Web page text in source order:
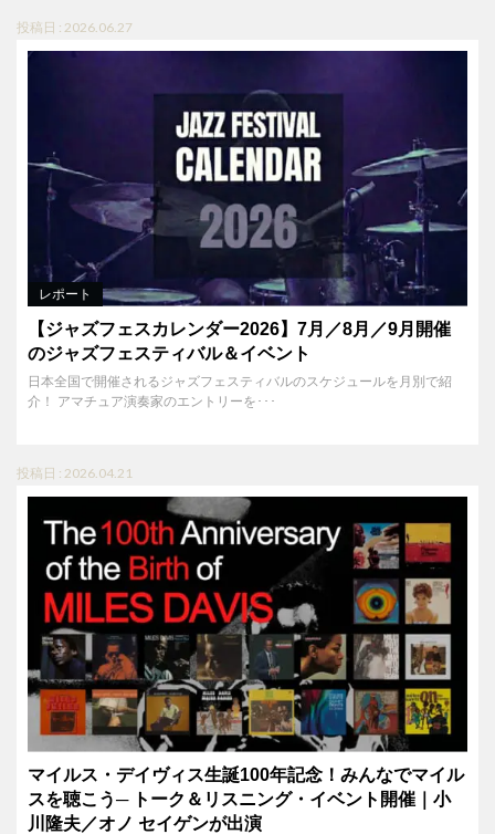
投稿日 : 2026.06.27
レポート
【ジャズフェスカレンダー2026】7月／8月／9月開催
のジャズフェスティバル＆イベント
日本全国で開催されるジャズフェスティバルのスケジュールを月別で紹
介！ アマチュア演奏家のエントリーを･･･
投稿日 : 2026.04.21
マイルス・デイヴィス生誕100年記念！みんなでマイル
スを聴こう─ トーク＆リスニング・イベント開催｜小
川隆夫／オノ セイゲンが出演